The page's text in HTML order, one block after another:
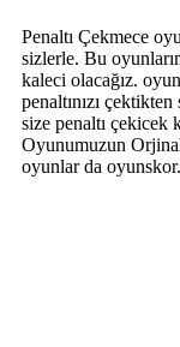
Penaltı Çekmece
sizlerle. Bu
kaleci olacağız.
penaltınızı
size penaltı çekicek
Oyunumuzun
oyunlar da